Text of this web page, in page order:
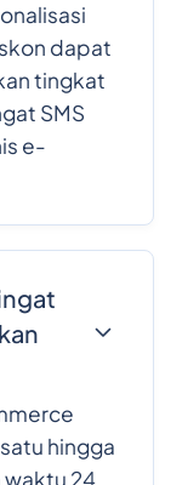
dapat
tingkat
SMS
e-
hingga
24